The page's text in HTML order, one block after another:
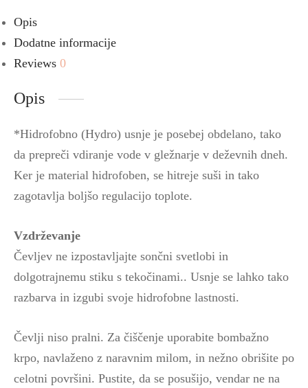
Opis
Dodatne informacije
Reviews 0
Opis
*Hidrofobno (Hydro) usnje je posebej obdelano, tako
da prepreči vdiranje vode v gležnarje v deževnih dneh.
Ker je material hidrofoben, se hitreje suši in tako
zagotavlja boljšo regulacijo toplote.
Vzdrževanje
Čevljev ne izpostavljajte sončni svetlobi in
dolgotrajnemu stiku s tekočinami.. Usnje se lahko tako
razbarva in izgubi svoje hidrofobne lastnosti.
Čevlji niso pralni. Za čiščenje uporabite bombažno
krpo, navlaženo z naravnim milom, in nežno obrišite po
celotni površini. Pustite, da se posušijo, vendar ne na